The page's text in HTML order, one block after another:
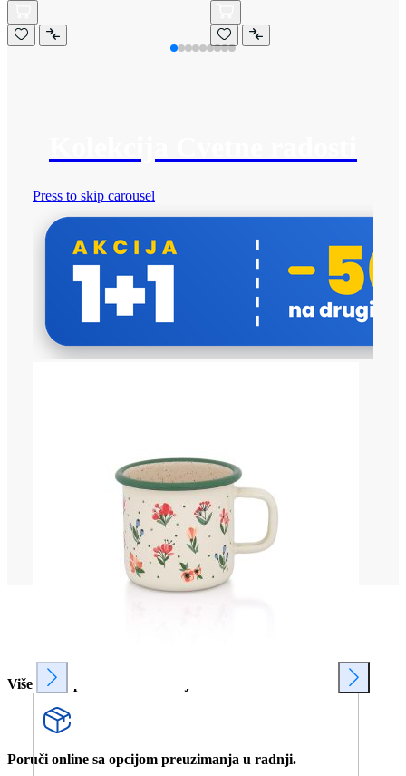
Press to skip carousel
Više od 80 prodavnica u Srbiji.
Poruči online sa opcijom preuzimanja u radnji.